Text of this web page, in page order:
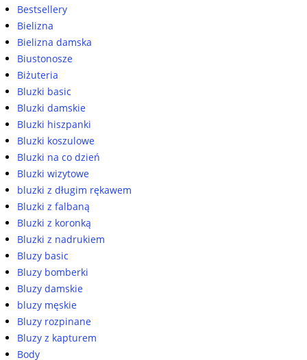
Bestsellery
Bielizna
Bielizna damska
Biustonosze
Biżuteria
Bluzki basic
Bluzki damskie
Bluzki hiszpanki
Bluzki koszulowe
Bluzki na co dzień
Bluzki wizytowe
bluzki z długim rękawem
Bluzki z falbaną
Bluzki z koronką
Bluzki z nadrukiem
Bluzy basic
Bluzy bomberki
Bluzy damskie
bluzy męskie
Bluzy rozpinane
Bluzy z kapturem
Body